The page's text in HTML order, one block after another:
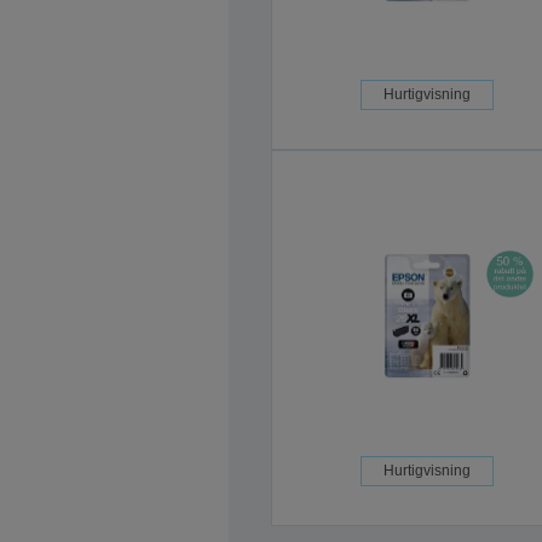
Hurtigvisning
Hurtigvisning